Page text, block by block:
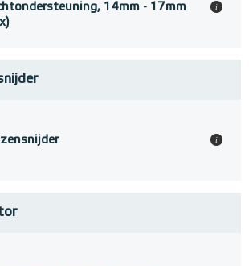
14mm - 17mm
i
i